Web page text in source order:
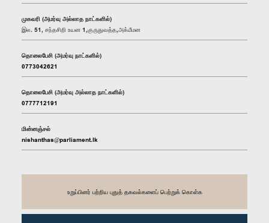
முகவரி (அமர்வு அல்லாத நாட்களில்)
இல. 51, சந்தசிறி உயன 1,குருதுவத்த,அக்மீமன
தொலைபேசி (அமர்வு நாட்களில்)
0773042621
தொலைபேசி (அமர்வு அல்லாத நாட்களில்)
0777712191
மின்னஞ்சல்
nishanthas@parliament.lk
உறுப்பினர் பற்றிய புதுத் தகவல்களைப் பெற்றுக் கொள்க